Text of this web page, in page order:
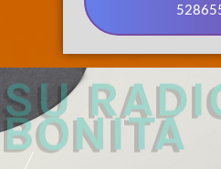
89.3 FM